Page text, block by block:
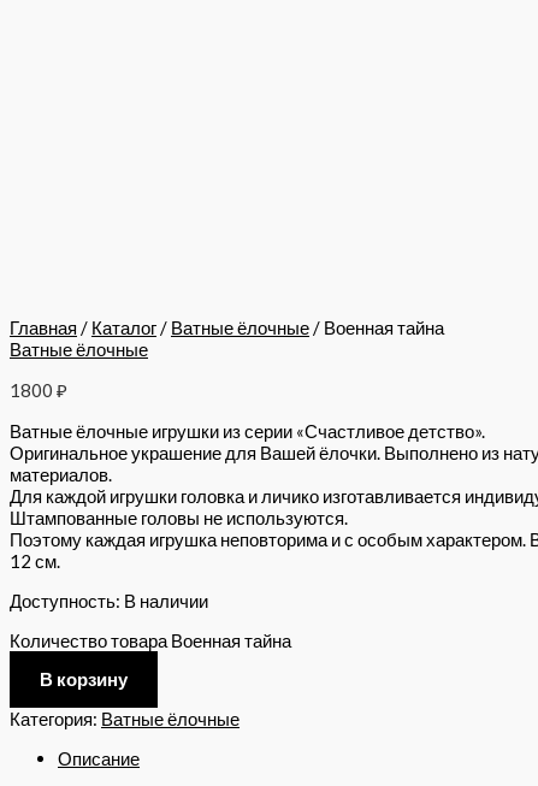
Главная / Каталог/ Ватные ёлочные/ Военная тайна
Ватные ёлочные
1800 ₽
Ватные ёлочные игрушки из серии «Счастливое детство».
Оригинальное украшение для Вашей ёлочки. Выполнено из
материалов.
Для каждой игрушки головка и личико изготавливается
Штампованные головы не используются.
Поэтому каждая игрушка неповторима и с особым характером.
12 см.
Доступность: В наличии
Количество товара Военная тайна
В корзину
Категория: Ватные ёлочные
Описание